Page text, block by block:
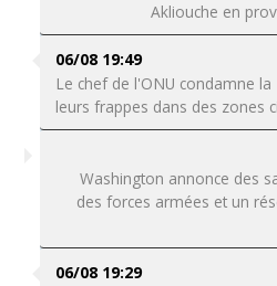
Akliouche en
06/08 19:49
Le chef de l'ONU condamne
leurs frappes dans des zones
Washington annonce des
des forces armées et un
06/08 19:29